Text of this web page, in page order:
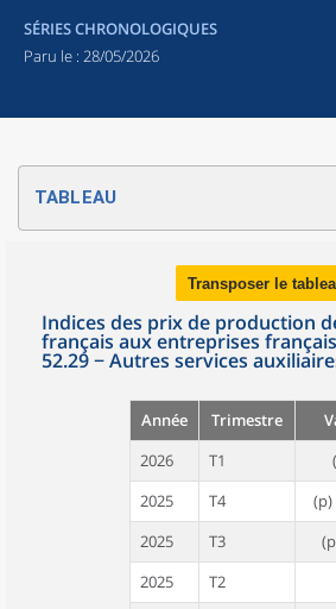
SÉRIES CHRONOLOGIQUES
Paru le : 28/05/2026
TABLEAU
Transposer le
Indices des prix de production
français aux entreprises
52.29 − Autres services
Année Trimestre
2026
T1
2025
T4
(p)
2025
T3
2025
T2